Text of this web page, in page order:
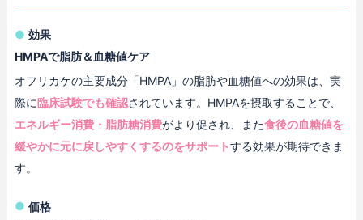
効果
HMPAで脂肪＆血糖値ケア
オフリカケの主要成分「HMPA」の脂肪や血糖値への効果は、実
際に臨床試験でも確認されています。HMPAを摂取することで、
エネルギー消費・脂肪糖消費がより促され、また食後の血糖値を
緩やかに元に戻しやすくするのをサポートする効果が期待できま
す。
価格